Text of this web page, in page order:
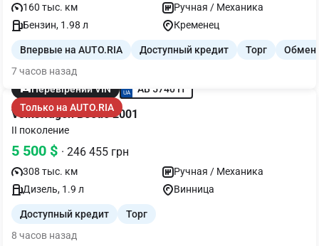
160 тыс. км
Ручная / Механика
Бензин, 1.98 л
Кременец
Впервые на AUTO.RIA Доступный кредит Торг
Обмен
7 часов назад
Перевірений VIN
AB 5740 IT
Только на AUTO.RIA
Volkswagen Beetle 2001
II поколение
5 500 $ · 246 455 грн
308 тыс. км
Ручная / Механика
Дизель, 1.9 л
Винница
Доступный кредит
Торг
8 часов назад